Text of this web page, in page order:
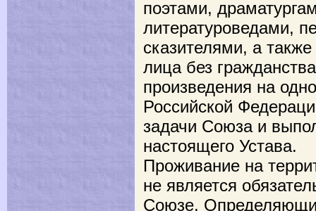
поэтами,
литературоведами,
сказителями, а
лица без
произведения на
Российской
задачи Союза и
настоящего Устава.
Проживание на
не является
Союзе.